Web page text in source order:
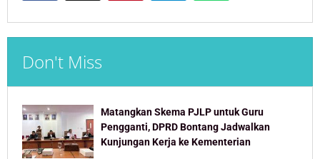
Don't Miss
Matangkan Skema PJLP untuk Guru
Pengganti, DPRD Bontang Jadwalkan
Kunjungan Kerja ke Kementerian